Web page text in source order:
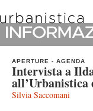
APERTURE - AGENDA
Intervista a
all’Urbanistica
Silvia Saccomani